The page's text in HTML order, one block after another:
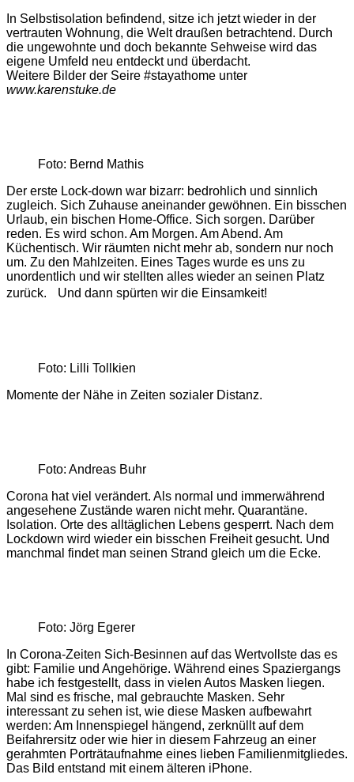
In Selbstisolation befindend, sitze ich jetzt wieder in der
vertrauten Wohnung, die Welt draußen betrachtend. Durch
die ungewohnte und doch bekannte Sehweise wird das
eigene Umfeld neu entdeckt und überdacht.
Weitere Bilder der Seire #stayathome unter
www.karenstuke.de
Foto: Bernd Mathis
Der erste Lock-down war bizarr: bedrohlich und sinnlich
zugleich. Sich Zuhause aneinander gewöhnen. Ein bisschen
Urlaub, ein bischen Home-Office. Sich sorgen. Darüber
reden. Es wird schon. Am Morgen. Am Abend. Am
Küchentisch. Wir räumten nicht mehr ab, sondern nur noch
um. Zu den Mahlzeiten. Eines Tages wurde es uns zu
unordentlich und wir stellten alles wieder an seinen Platz
zurück. Und dann spürten wir die Einsamkeit!
Foto: Lilli Tollkien
Momente der Nähe in Zeiten sozialer Distanz.
Foto: Andreas Buhr
Corona hat viel verändert. Als normal und immerwährend
angesehene Zustände waren nicht mehr. Quarantäne.
Isolation. Orte des alltäglichen Lebens gesperrt. Nach dem
Lockdown wird wieder ein bisschen Freiheit gesucht. Und
manchmal findet man seinen Strand gleich um die Ecke.
Foto: Jörg Egerer
In Corona-Zeiten Sich-Besinnen auf das Wertvollste das es
gibt: Familie und Angehörige. Während eines Spaziergangs
habe ich festgestellt, dass in vielen Autos Masken liegen.
Mal sind es frische, mal gebrauchte Masken. Sehr
interessant zu sehen ist, wie diese Masken aufbewahrt
werden: Am Innenspiegel hängend, zerknüllt auf dem
Beifahrersitz oder wie hier in diesem Fahrzeug an einer
gerahmten Porträtaufnahme eines lieben Familienmitgliedes.
Das Bild entstand mit einem älteren iPhone.